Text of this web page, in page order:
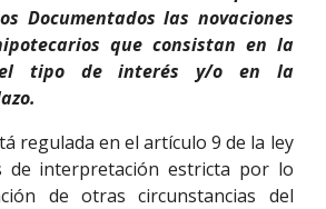
Documentados las novaciones
que consistan en la
tipo de interés y/o en la
regulada en el artículo 9 de la ley
de interpretación estricta por lo
de otras circunstancias del